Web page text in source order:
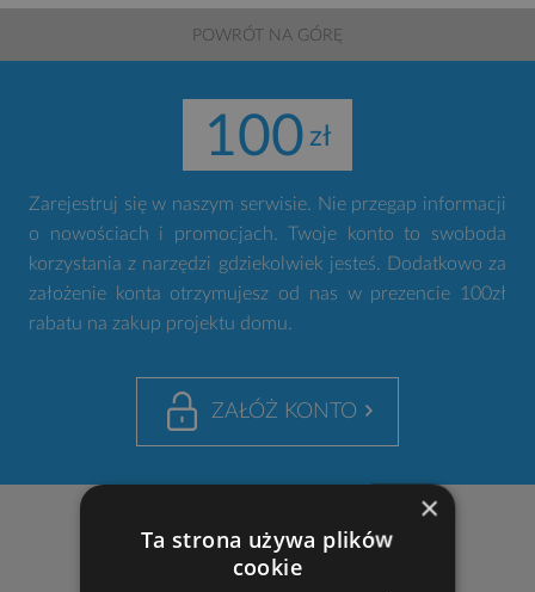
POWRÓT NA GÓRĘ
100
Zarejestruj się w naszym serwisie. Nie przegap informacji
o nowościach i promocjach. Twoje konto to swoboda
korzystania z narzędzi gdziekolwiek jesteś. Dodatkowo za
założenie konta otrzymujesz od nas w prezencie 100zł
rabatu na zakup projektu domu.
ZAŁÓŻ KONTO
NASZE ADRESY
×
Ta strona używa plików
cookie